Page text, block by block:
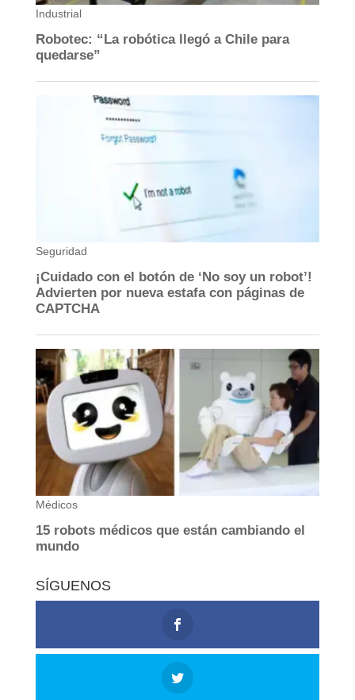
SÍGUENOS